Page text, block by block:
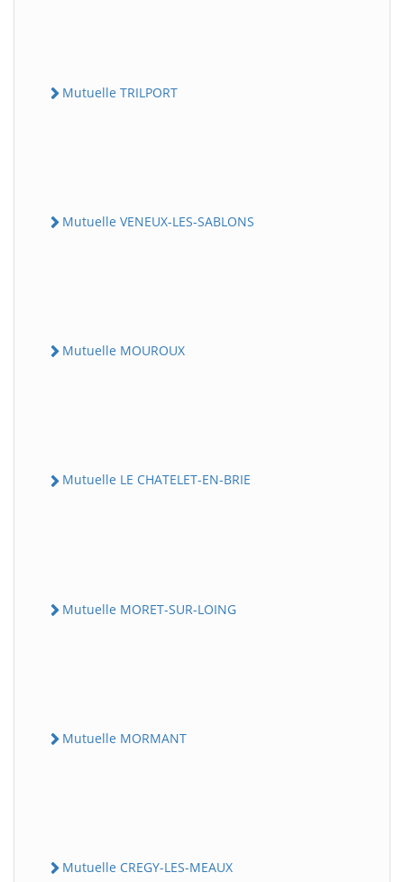
Mutuelle TRILPORT
Mutuelle VENEUX-LES-SABLONS
Mutuelle MOUROUX
Mutuelle LE CHATELET-EN-BRIE
Mutuelle MORET-SUR-LOING
Mutuelle MORMANT
Mutuelle CREGY-LES-MEAUX